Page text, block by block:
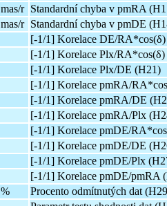
mas/r Standardní chyba v pmRA
mas/r Standardní chyba v pmDE
[-1/1] Korelace DE/
[-1/1] Korelace Plx/
[-1/1] Korelace Plx/DE (H21)
[-1/1] Korelace pmRA/
[-1/1] Korelace pmRA/DE
[-1/1] Korelace pmRA/Plx
[-1/1] Korelace pmDE/
[-1/1] Korelace pmDE/DE
[-1/1] Korelace pmDE/Plx
[-1/1] Korelace pmDE/pmRA
%
Procento odmítnutých dat